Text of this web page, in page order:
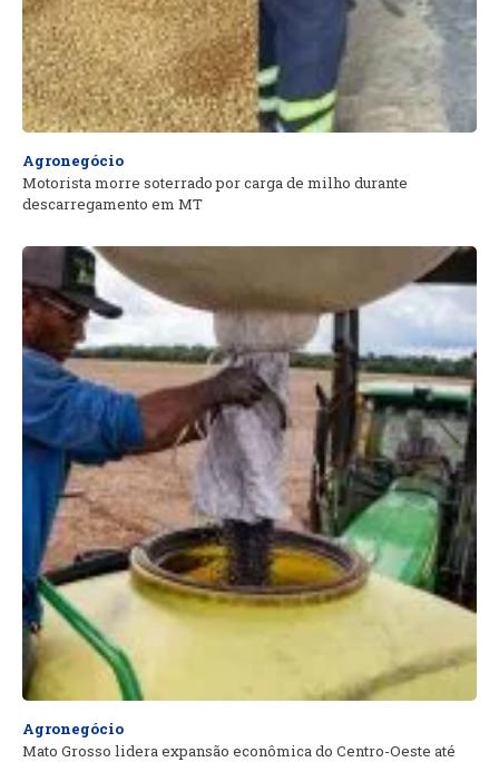
Agronegócio
Motorista morre soterrado por carga de milho durante
descarregamento em MT
Agronegócio
Mato Grosso lidera expansão econômica do Centro-Oeste até